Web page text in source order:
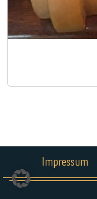
Impressum